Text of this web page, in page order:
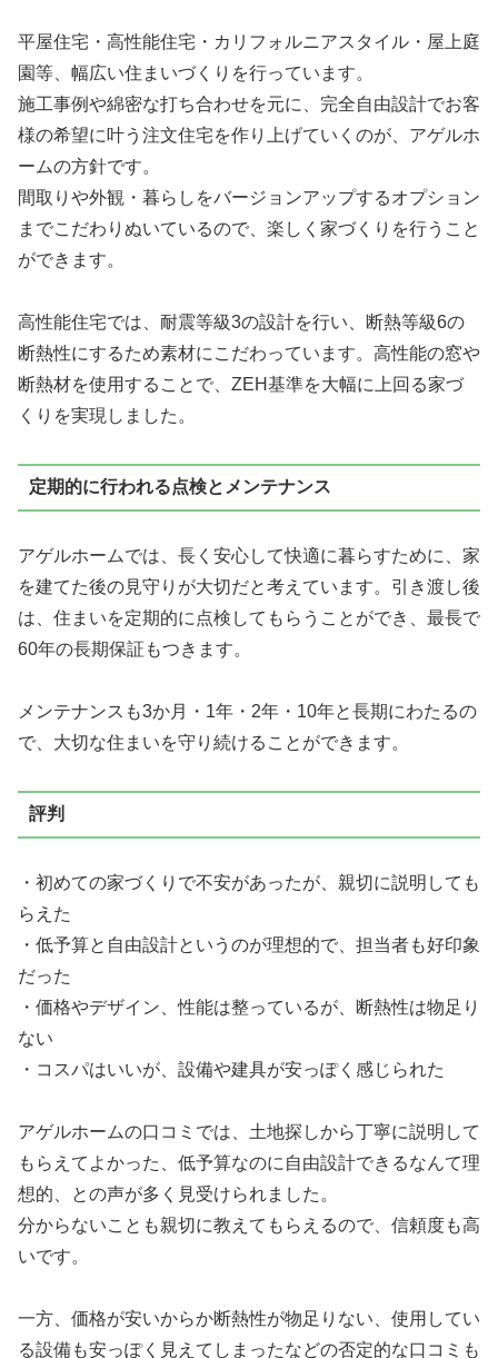
平屋住宅・高性能住宅・カリフォルニアスタイル・屋上庭
園等、幅広い住まいづくりを行っています。
施工事例や綿密な打ち合わせを元に、 完全自由設計でお客
様の希望に叶う注文住宅を作り上げていくのが、アゲルホ
ームの方針です。
間取りや外観・暮らしをバージョンアップするオプション
までこだわりぬいているので、楽しく家づくりを行うこと
ができます。
高性能住宅では、耐震等級3の設計を行い、断熱等級6の
断熱性にするため素材にこだわっています。高性能の窓や
断熱材を使用することで、ZEH基準を大幅に上回る家づ
くりを実現しました。
定期的に行われる点検とメンテナンス
アゲルホームでは、長く安心して快適に暮らすために、家
を建てた後の見守りが大切だと考えています。引き渡し後
は、住まいを定期的に点検してもらうことができ、 最長で
60年の長期保証 もつきます。
メンテナンスも3か月・1年・2年・10年と長期にわたるの
で、大切な住まいを守り続けることができます。
評判
・初めての家づくりで不安があったが、親切に説明しても
らえた
・低予算と自由設計というのが理想的で、担当者も好印象
だった
・価格やデザイン、性能は整っているが、断熱性は物足り
ない
・コスパはいいが、設備や建具が安っぽく感じられた
アゲルホームの口コミでは、土地探しから丁寧に説明して
もらえてよかった、低予算なのに自由設計できるなんて理
想的、との声が多く見受けられました。
分からないことも親切に教えてもらえるので、信頼度も高
いです。
一方、価格が安いからか断熱性が物足りない、使用してい
る設備も安っぽく見えてしまったなどの否定的な口コミも